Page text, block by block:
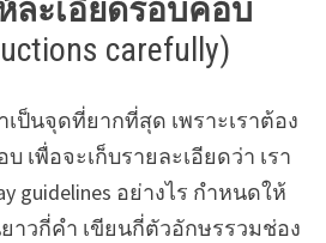
ละเอียดรอบคอบ
carefully)
ป็นจุดที่ยากที่สุด เพราะเราต้อง
เพื่อจะเก็บรายละเอียดว่า เรา
guidelines อย่างไร กำหนดให้
าวกี่คำ เขียนกี่ตัวอักษรรวมช่อง